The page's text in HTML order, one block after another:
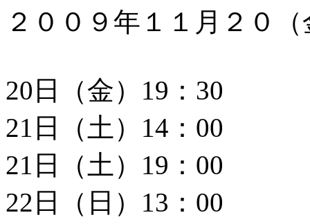
２００９年１１月２０
20日（金）19：30
21日（土）14：00
21日（土）19：00
22日（日）13：00